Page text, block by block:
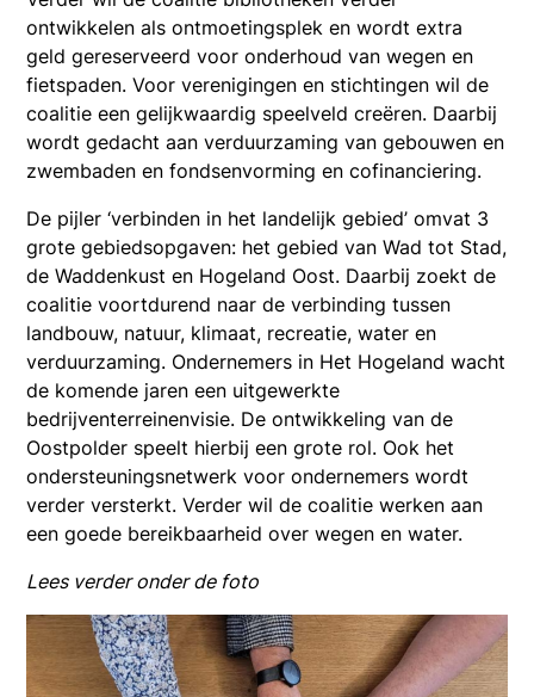
ontwikkelen als ontmoetingsplek en wordt extra
geld gereserveerd voor onderhoud van wegen en
fietspaden. Voor verenigingen en stichtingen wil de
coalitie een gelijkwaardig speelveld creëren. Daarbij
wordt gedacht aan verduurzaming van gebouwen en
zwembaden en fondsenvorming en cofinanciering.
De pijler ‘verbinden in het landelijk gebied’ omvat 3
grote gebiedsopgaven: het gebied van Wad tot Stad,
de Waddenkust en Hogeland Oost. Daarbij zoekt de
coalitie voortdurend naar de verbinding tussen
landbouw, natuur, klimaat, recreatie, water en
verduurzaming. Ondernemers in Het Hogeland wacht
de komende jaren een uitgewerkte
bedrijventerreinenvisie. De ontwikkeling van de
Oostpolder speelt hierbij een grote rol. Ook het
ondersteuningsnetwerk voor ondernemers wordt
verder versterkt. Verder wil de coalitie werken aan
een goede bereikbaarheid over wegen en water.
Lees verder onder de foto